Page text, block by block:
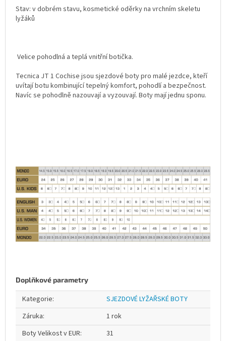
Stav: v dobrém stavu, kosmetické oděrky na vrchním skeletu
lyžáků
Velice pohodlná a teplá vnitřní botička.
Tecnica JT 1 Cochise jsou sjezdové boty pro malé jezdce, kteří
uvítají botu kombinující tepelný komfort, pohodlí a bezpečnost.
Navíc se pohodlně nazouvají a vyzouvají. Boty mají jednu sponu.
Doplňkové parametry
Kategorie:
SJEZDOVÉ LYŽAŘSKÉ BOTY
Záruka:
1 rok
Boty Velikost v EUR:
31